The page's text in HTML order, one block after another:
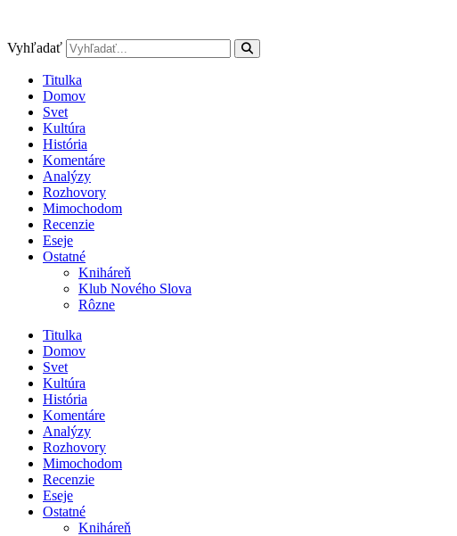
obsah
Vyhľadať
Titulka
Domov
Svet
Kultúra
História
Komentáre
Analýzy
Rozhovory
Mimochodom
Recenzie
Eseje
Ostatné
Kniháreň
Klub Nového Slova
Rôzne
Titulka
Domov
Svet
Kultúra
História
Komentáre
Analýzy
Rozhovory
Mimochodom
Recenzie
Eseje
Ostatné
Kniháreň